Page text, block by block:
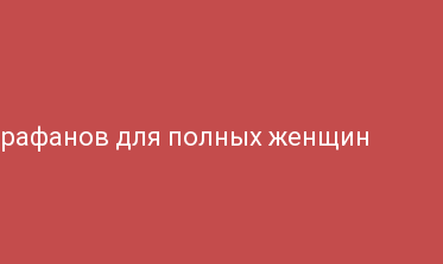
для полных женщин